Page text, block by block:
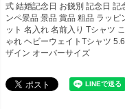
式 結婚記念日 お餞別 記念日 記
ンペ景品 景品 賞品 粗品 ラッ
ット 名入れ 名前入り Tシャツ
ゃれ ヘビーウェイトTシャツ
ザイン オーバーサイズ